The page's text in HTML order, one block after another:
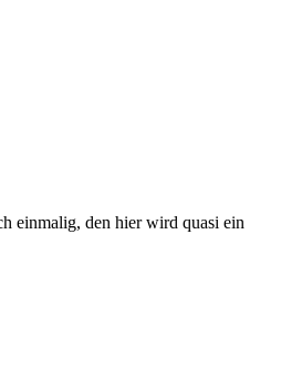
einmalig, den hier wird quasi ein